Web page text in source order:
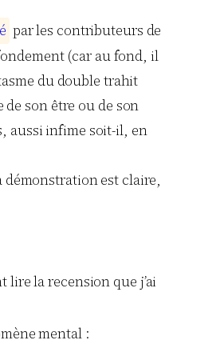
é par les contributeurs de
(car au fond, il
du double trahit
son être ou de son
aussi infime soit-il, en
est claire,
lire la recension que j’ai
mental :